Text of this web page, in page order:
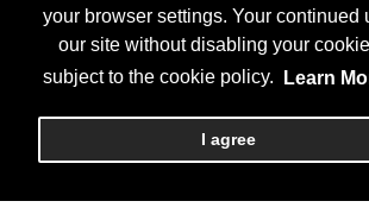
your browser settings. Your continued
our site without disabling your
subject to the cookie policy.
Learn
I agree